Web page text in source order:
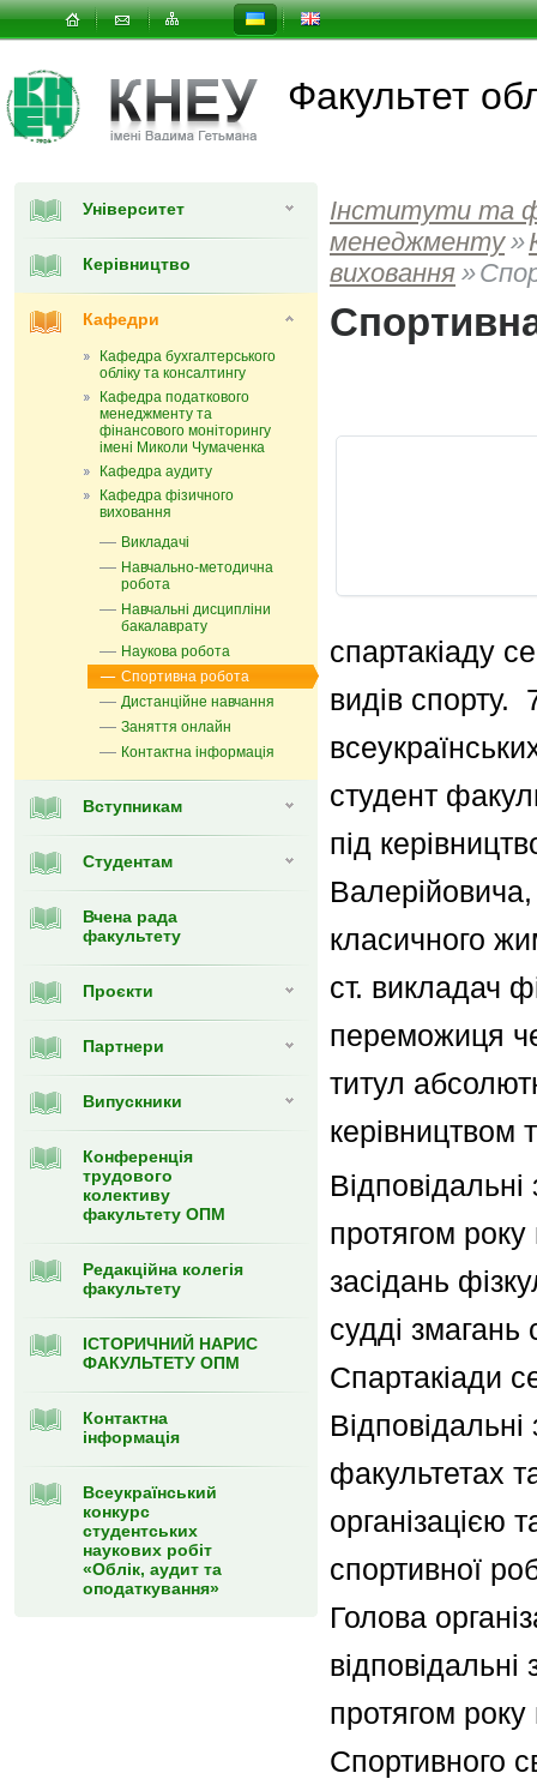
Факультет
Університет
Керівництво
Кафедри
Кафедра бухгалтерського
обліку та консалтингу
Кафедра податкового
менеджменту та
фінансового моніторингу
імені Миколи Чумаченка
Кафедра аудиту
Кафедра фізичного
виховання
Викладачі
Навчально-методична
робота
Навчальні дисципліни
бакалаврату
Наукова робота
Спортивна робота
Дистанційне навчання
Заняття онлайн
Контактна інформація
Вступникам
Студентам
Вчена рада
факультету
Проєкти
Партнери
Випуcкники
Конференція
трудового
колективу
факультету ОПМ
Редакційна колегія
факультету
ІСТОРИЧНИЙ НАРИС
ФАКУЛЬТЕТУ ОПМ
Контактна
інформація
Всеукраїнський
конкурс
студентських
наукових робіт
«Облік, аудит та
оподаткування»
Інститути та
менеджменту »
виховання »
спартакіаду
видів спорту.
вc
студент
під
Валерійовича
класичного
ст. викладач
переможиця
титул
керівництвом
протягом
засідань
судді змагань
Спартакіади
факультетах
організацією
спортивної
Голова
протягом року
Спортивного